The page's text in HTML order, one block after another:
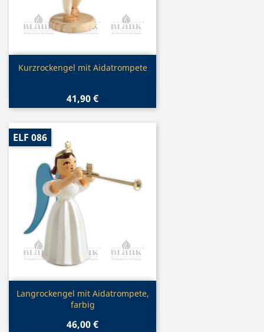
Vorschau
Kurzrockengel mit Aidatrompete
41,90 €
Vorschau
Langrockengel mit Aidatrompete,
farbig
46,00 €
ELF 086